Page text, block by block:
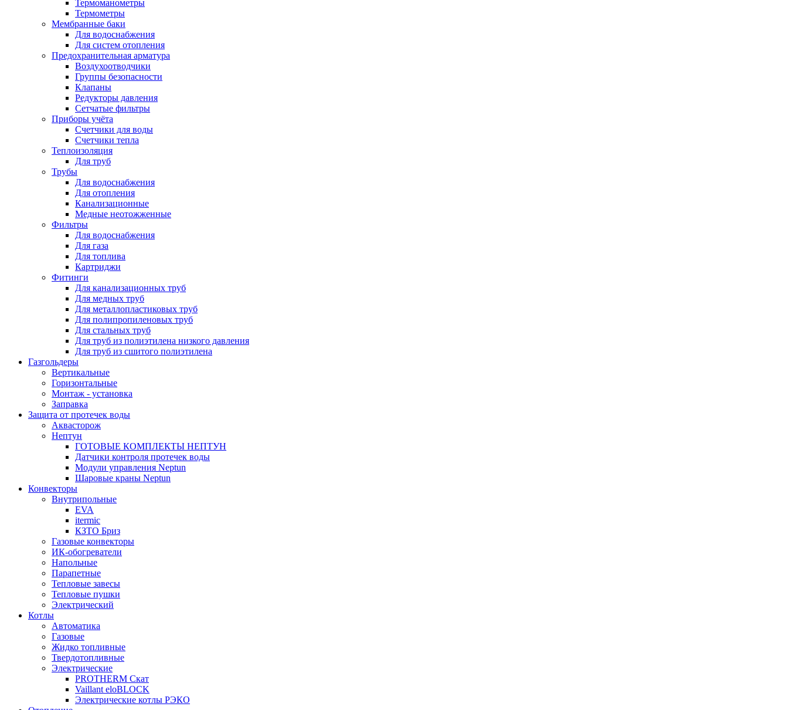
Термоманометры
Термометры
Мембранные баки
Для водоснабжения
Для систем отопления
Предохранительная арматура
Воздухоотводчики
Группы безопасности
Клапаны
Редукторы давления
Сетчатые фильтры
Приборы учёта
Счетчики для воды
Счетчики тепла
Теплоизоляция
Для труб
Трубы
Для водоснабжения
Для отопления
Канализационные
Медные неотожженные
Фильтры
Для водоснабжения
Для газа
Для топлива
Картриджи
Фитинги
Для канализационных труб
Для медных труб
Для металлопластиковых труб
Для полипропиленовых труб
Для стальных труб
Для труб из полиэтилена низкого давления
Для труб из сшитого полиэтилена
Газгольдеры
Вертикальные
Горизонтальные
Монтаж - установка
Заправка
Защита от протечек воды
Аквасторож
Нептун
ГОТОВЫЕ КОМПЛЕКТЫ НЕПТУН
Датчики контроля протечек воды
Модули управления Neptun
Шаровые краны Neptun
Конвекторы
Внутрипольные
EVA
itermic
КЗТО Бриз
Газовые конвекторы
ИК-обогреватели
Напольные
Парапетные
Тепловые завесы
Тепловые пушки
Электрический
Котлы
Автоматика
Газовые
Жидко топливные
Твердотопливные
Электрические
PROTHERM Скат
Vaillant eloBLOCK
Электрические котлы РЭКО